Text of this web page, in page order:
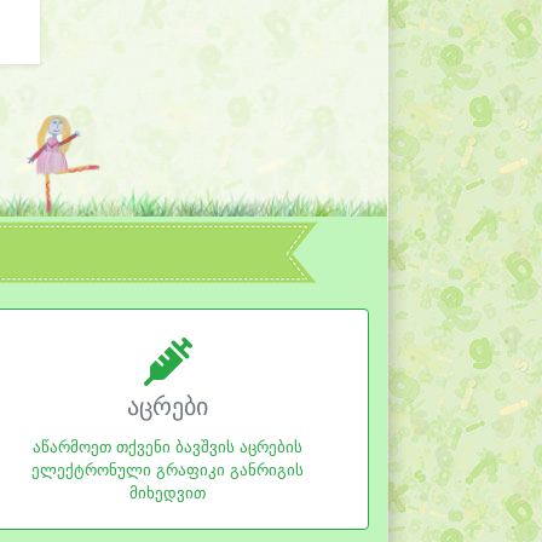
აცრები
აწარმოეთ თქვენი ბავშვის აცრების
ელექტრონული გრაფიკი განრიგის
მიხედვით